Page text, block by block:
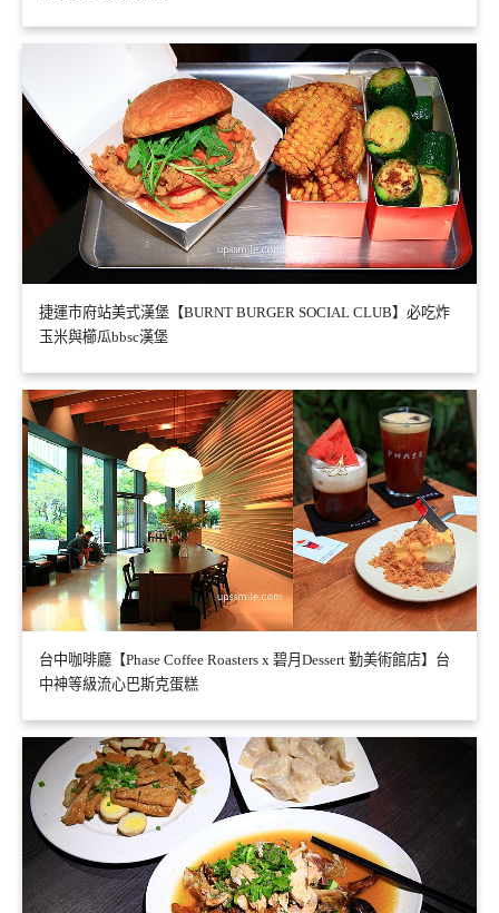
捷運市府站美式漢堡【BURNT BURGER SOCIAL CLUB】必吃炸
玉米與櫛瓜bbsc漢堡
台中咖啡廳【Phase Coffee Roasters x 碧月Dessert 勤美術館店】台
中神等級流心巴斯克蛋糕